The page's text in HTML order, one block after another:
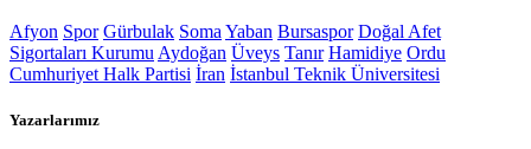
Afyon Spor Gürbulak Soma Yaban Bursaspor Doğal Afet
Sigortaları Kurumu Aydoğan Üveys Tanır Hamidiye Ordu
Cumhuriyet Halk Partisi İran İstanbul Teknik Üniversitesi
Yazarlarımız